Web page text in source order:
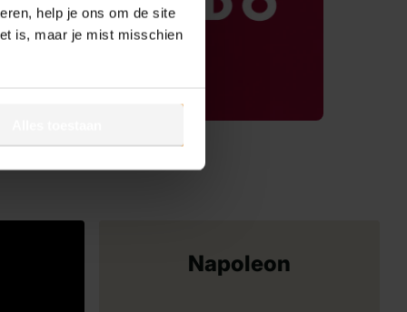
help je ons om de site
is, maar je mist misschien
Napoleon